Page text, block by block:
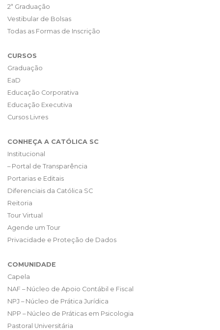
2ª Graduação
Vestibular de Bolsas
Todas as Formas de Inscrição
CURSOS
Graduação
EaD
Educação Corporativa
Educação Executiva
Cursos Livres
CONHEÇA A CATÓLICA SC
Institucional
– Portal de Transparência
Portarias e Editais
Diferenciais da Católica SC
Reitoria
Tour Virtual
Agende um Tour
Privacidade e Proteção de Dados
COMUNIDADE
Capela
NAF – Núcleo de Apoio Contábil e Fiscal
NPJ – Núcleo de Prática Jurídica
NPP – Núcleo de Práticas em Psicologia
Pastoral Universitária